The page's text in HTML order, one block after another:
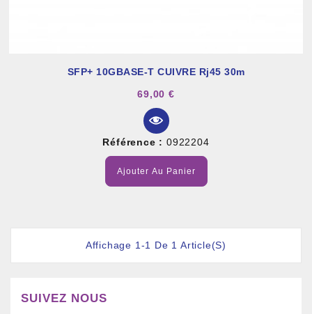
SFP+ 10GBASE-T CUIVRE Rj45 30m
69,00 €
Référence : 0922204
Ajouter Au Panier
Affichage 1-1 De 1 Article(s)
SUIVEZ NOUS